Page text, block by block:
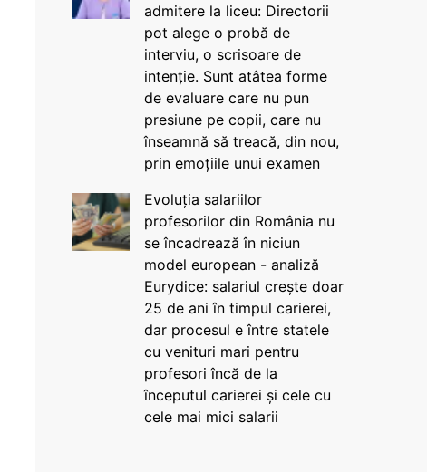
admitere la liceu: Directorii
pot alege o probă de
interviu, o scrisoare de
intenție. Sunt atâtea forme
de evaluare care nu pun
presiune pe copii, care nu
înseamnă să treacă, din nou,
prin emoțiile unui examen
Evoluția salariilor
profesorilor din România nu
se încadrează în niciun
model european - analiză
Eurydice: salariul crește doar
25 de ani în timpul carierei,
dar procesul e între statele
cu venituri mari pentru
profesori încă de la
începutul carierei și cele cu
cele mai mici salarii